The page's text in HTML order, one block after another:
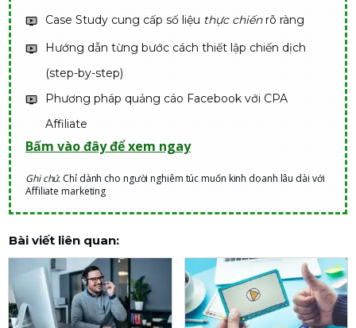
Case Study cung cấp số liệu thực chiếnrõ ràng
Hướng dẫn từng bước cách thiết lập chiến dịch
(step-by-step)
Phương pháp quảng cáo Facebook với CPA
Affiliate
Bấm vào đây để xem ngay
Ghi chú: Chỉ dành cho người nghiêm túc muốn kinh doanh lâu dài với
Affiliate marketing
Bài viết liên quan: